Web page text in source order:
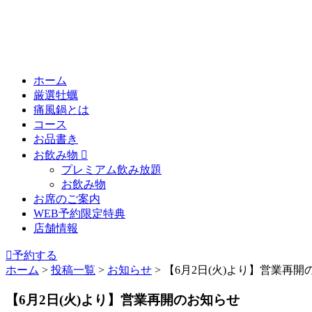
ホーム
厳選牡蠣
痛風鍋とは
コース
お品書き
お飲み物
プレミアム飲み放題
お飲み物
お席のご案内
WEB予約限定特典
店舗情報
予約する
ホーム > 投稿一覧 > お知らせ > 【6月2日(火)より】営業再開
【6月2日(火)より】営業再開のお知らせ